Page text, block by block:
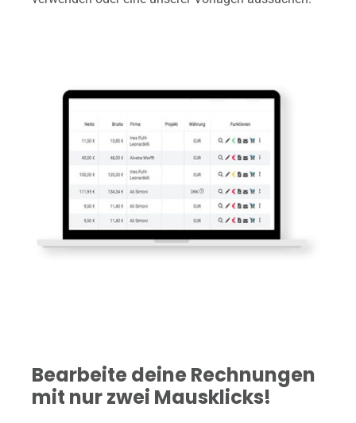
Bearbeite deine Rechnungen
mit nur zwei Mausklicks!